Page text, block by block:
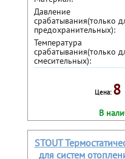
Давление
срабатывания(только
предохранительных):
Температура
срабатывания(только
смесительных):
Цена: 8
В
STOUT
для сиcтем